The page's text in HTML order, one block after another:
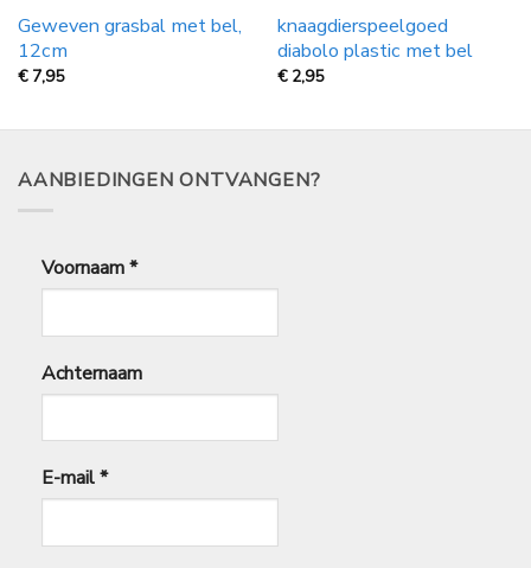
Geweven grasbal met bel,
12cm
€ 7,95
knaagdierspeelgoed
diabolo plastic met bel
€ 2,95
AANBIEDINGEN ONTVANGEN?
Voornaam*
Achternaam
E-mail*